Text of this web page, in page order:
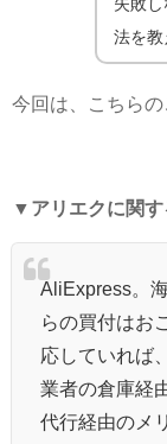
失敗
法を教
今回は、こちらの
▼ アリエクに関
AliExpress。
らの買付はお
応していれば
業者の倉庫経
代行経由のメ